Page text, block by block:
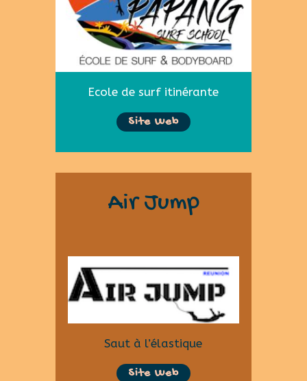
Ecole de surf itinérante
Site Web
Air Jump
Saut à l’élastique
Site Web